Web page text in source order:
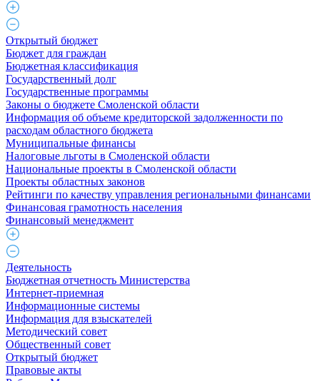
Открытый бюджет
Бюджет для граждан
Бюджетная классификация
Государственный долг
Государственные программы
Законы о бюджете Смоленской области
Информация об объеме кредиторской задолженности по
расходам областного бюджета
Муниципальные финансы
Налоговые льготы в Смоленской области
Национальные проекты в Смоленской области
Проекты областных законов
Рейтинги по качеству управления региональными финансами
Финансовая грамотность населения
Финансовый менеджмент
Деятельность
Бюджетная отчетность Министерства
Интернет-приемная
Информационные системы
Информация для взыскателей
Методический совет
Общественный совет
Открытый бюджет
Правовые акты